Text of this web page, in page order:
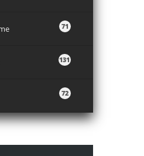
71
131
72